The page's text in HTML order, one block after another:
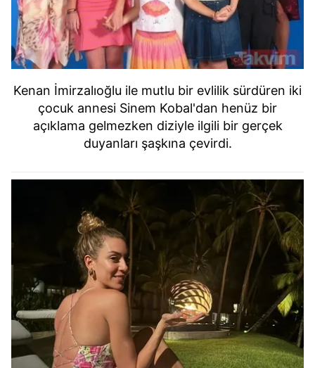
Kenan İmirzalıoğlu ile mutlu bir evlilik sürdüren iki
çocuk annesi Sinem Kobal'dan henüz bir
açıklama gelmezken diziyle ilgili bir gerçek
duyanları şaşkına çevirdi.